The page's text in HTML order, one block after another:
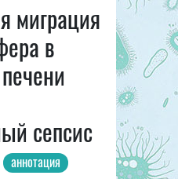
миграция
в
сепсис
аннотация